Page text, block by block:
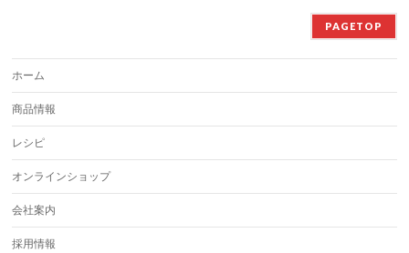
PAGETOP
ホーム
商品情報
レシピ
オンラインショップ
会社案内
採用情報